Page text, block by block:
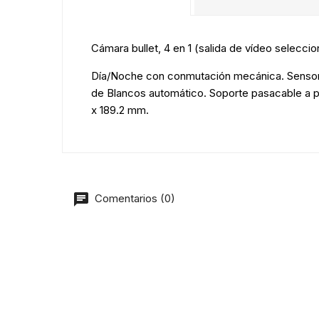
Cámara bullet, 4 en 1 (salida de vídeo
Día/Noche con conmutación mecánica.
de Blancos automático. Soporte pasacable a
x 189.2 mm.
Comentarios (0)